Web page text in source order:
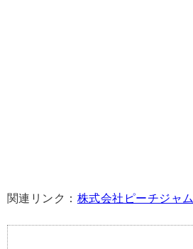
関連リンク： 株式会社ピーチジャム